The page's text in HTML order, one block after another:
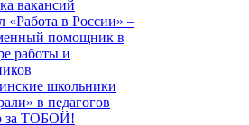
вакансий
«Работа в России» –
помощник в
работы и
школьники
в педагогов
за ТОБОЙ!